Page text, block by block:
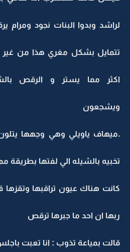
لراشد وبدوا البنات نجود
تتمايل بشكل مغري هذا من غير
اكثر مما يستر و الرقص
ويشجعون
.ميهاف ياويلي وهي وجهها
تخبيه بالشيله الي لفتها بطريقة
كانت هناك عيون تراقبها وتقزها
ربها ان احد ما جبرها ترقص
قالت بمياعة تذوب : انا تعبت